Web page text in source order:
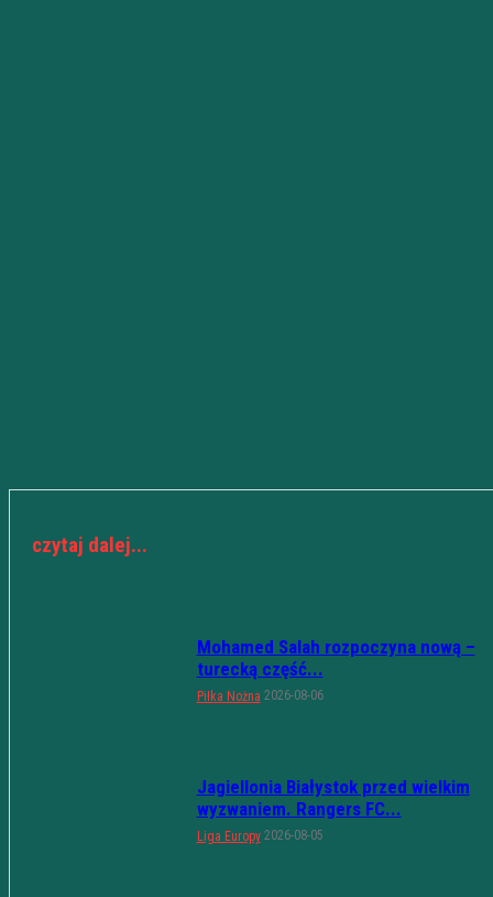
czytaj dalej...
Mohamed Salah rozpoczyna nową –
turecką część...
Piłka Nożna 2026-08-06
Jagiellonia Białystok przed wielkim
wyzwaniem. Rangers FC...
Liga Europy 2026-08-05